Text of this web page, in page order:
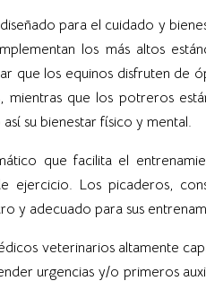
para el cuidado y
los más altos
que los equinos disfruten de
mientras que los potreros
su bienestar físico y mental.
que facilita el
ejercicio. Los picaderos,
y adecuado para sus
veterinarios altamente
urgencias y/o primeros